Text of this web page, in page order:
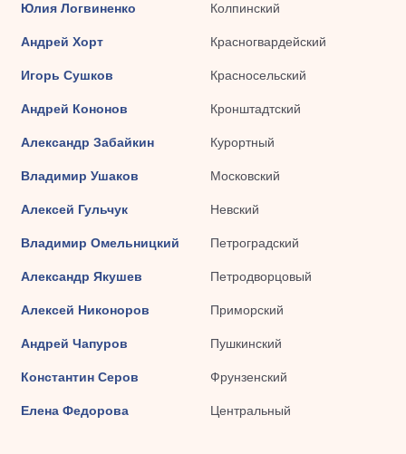
Юлия Логвиненко Колпинский
Андрей Хорт Красногвардейский
Игорь Сушков Красносельский
Андрей Кононов Кронштадтский
Александр Забайкин Курортный
Владимир Ушаков Московский
Алексей Гульчук Невский
Владимир Омельницкий Петроградский
Александр Якушев Петродворцовый
Алексей Никоноров Приморский
Андрей Чапуров Пушкинский
Константин Серов Фрунзенский
Елена Федорова Центральный